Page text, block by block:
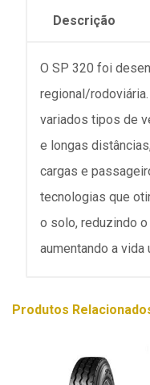
Descrição
O SP 320 foi
regional/
variados tipos de
e longas
cargas e
tecnologias que
o solo, reduzindo
aumentando a vida
Produtos